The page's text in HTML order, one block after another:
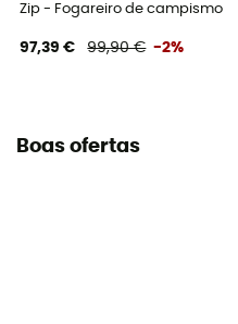
Zip - Fogareiro de campismo
97,39 € 99,90 € -2%
Boas ofertas